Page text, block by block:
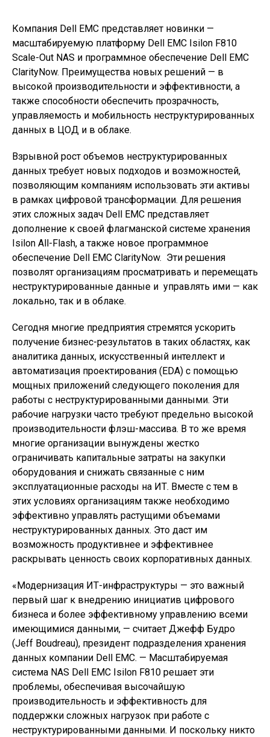
Компания Dell EMC представляет новинки —
масштабируемую платформу Dell EMC Isilon F810
Scale-Out NAS и программное обеспечение Dell EMC
ClarityNow. Преимущества новых решений — в
высокой производительности и эффективности, а
также способности обеспечить прозрачность,
управляемость и мобильность неструктурированных
данных в ЦОД и в облаке.
Взрывной рост объемов неструктурированных
данных требует новых подходов и возможностей,
позволяющим компаниям использовать эти активы
в рамках цифровой трансформации. Для решения
этих сложных задач Dell EMC представляет
дополнение к своей флагманской системе хранения
Isilon All-Flash, а также новое программное
обеспечение Dell EMC ClarityNow. Эти решения
позволят организациям просматривать и перемещать
неструктурированные данные и управлять ими — как
локально, так и в облаке.
Сегодня многие предприятия стремятся ускорить
получение бизнес-результатов в таких областях, как
аналитика данных, искусственный интеллект и
автоматизация проектирования (EDA) с помощью
мощных приложений следующего поколения для
работы с неструктурированными данными. Эти
рабочие нагрузки часто требуют предельно высокой
производительности флэш-массива. В то же время
многие организации вынуждены жестко
ограничивать капитальные затраты на закупки
оборудования и снижать связанные с ним
эксплуатационные расходы на ИТ. Вместе с тем в
этих условиях организациям также необходимо
эффективно управлять растущими объемами
неструктурированных данных. Это даст им
возможность продуктивнее и эффективнее
раскрывать ценность своих корпоративных данных.
«Модернизация ИТ-инфраструктуры — это важный
первый шаг к внедрению инициатив цифрового
бизнеса и более эффективному управлению всеми
имеющимися данными, — считает Джефф Будро
(Jeff Boudreau), президент подразделения хранения
данных компании Dell EMC. — Масштабируемая
система NAS Dell EMC Isilon F810 решает эти
проблемы, обеспечивая высочайшую
производительность и эффективность для
поддержки сложных нагрузок при работе с
неструктурированными данными. И поскольку никто